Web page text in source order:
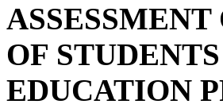
OF
EDUCATION